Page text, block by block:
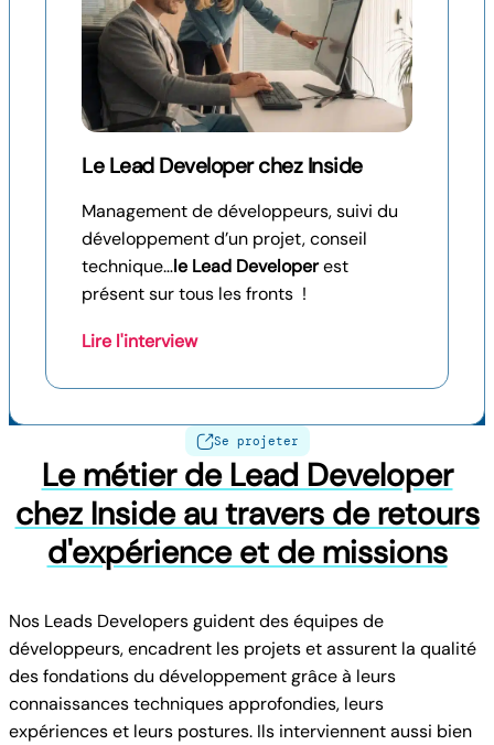
Le Lead Developer chez Inside
Management de développeurs, suivi du
développement d’un projet, conseil
technique…le Lead Developerest
présent sur tous les fronts !
Lire l'interview
Se projeter
Le métier de Lead Developer
chez Inside au travers de retours
d'expérience et de missions
Nos Leads Developers guident des équipes de
développeurs, encadrent les projets et assurent la qualité
des fondations du développement grâce à leurs
connaissances techniques approfondies, leurs
expériences et leurs postures. Ils interviennent aussi bien